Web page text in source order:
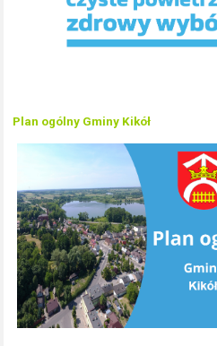
Plan ogólny Gminy Kikół